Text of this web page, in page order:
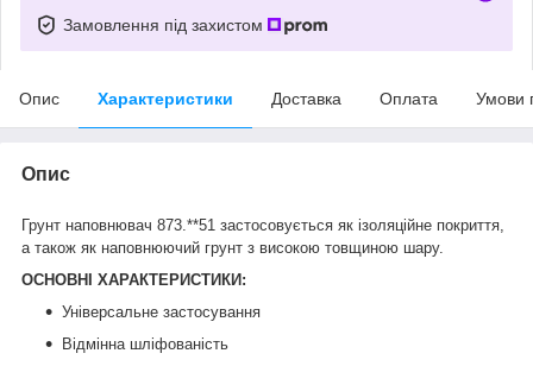
Замовлення під захистом
Опис Характеристики Доставка Оплата Умови
Опис
Грунт наповнювач 873.**51 застосовується як ізоляційне покриття,
а також як наповнюючий грунт з високою товщиною шару.
ОСНОВНІ ХАРАКТЕРИСТИКИ:
Універсальне застосування
Відмінна шліфованість